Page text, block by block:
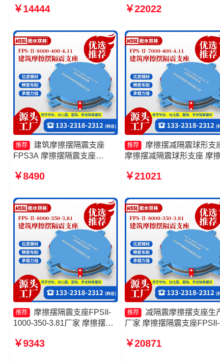
摩擦摆隔震支座FPSII-5000-
￥14444
摆支座厂家 摩擦摆式减震
￥22022
推荐
建筑摩擦摆隔震支座
FPS3A 摩擦摆隔震支座
家 摩擦摆式减震支座源头工厂
￥8490
推荐
摩擦摆减隔震球形支
摩擦摆减隔震球形支座 摩
3.81生产厂家 摩擦摆隔震
￥21021
推荐
摩擦摆隔震支座FPSII-
1000-350-3.81厂家 摩擦摆隔
FBD 摩擦摆式减隔震支座生
￥9343
推荐
减隔震摩擦摆支座生
厂家 摩擦摆隔震支座FPSII-
擦摆隔震支座价格 摩擦摆
￥20871